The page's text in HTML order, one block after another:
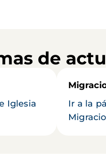
de
Iglesia
Ir a la